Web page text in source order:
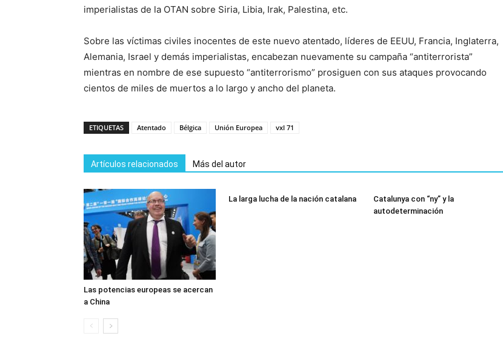
imperialistas de la OTAN sobre Siria, Libia, Irak, Palestina, etc.
Sobre las víctimas civiles inocentes de este nuevo atentado, líderes de EEUU, Francia, Inglaterra,
Alemania, Israel y demás imperialistas, encabezan nuevamente su campaña “antiterrorista”
mientras en nombre de ese supuesto “antiterrorismo” prosiguen con sus ataques provocando
cientos de miles de muertos a lo largo y ancho del planeta.
ETIQUETAS Atentado Bélgica Unión Europea vxl 71
Artículos relacionados Más del autor
Las potencias europeas se acercan
a China
La larga lucha de la nación catalana
Catalunya con “ny” y la
autodeterminación